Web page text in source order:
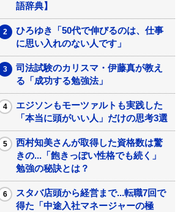
語辞典】
ひろゆき「50代で伸びるのは、仕事
に思い入れのない人です」
司法試験のカリスマ・伊藤真が教え
る「成功する勉強法」
エジソンもモーツァルトも実践した
「本当に頭がいい人」だけの思考3選
西村知美さんが取得した資格数は驚
きの...「飽きっぽい性格でも続く」
勉強の秘訣とは？
スタバ店頭から経営まで...転職7回で
得た「中途入社マネージャーの極